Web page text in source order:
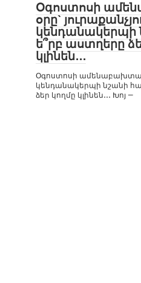
Օգոստոսի
օրը`
կենդանակերպի
ե՞րբ աստղերը
կլինեն․․․
Օգոստոսի
կենդանակերպի նշանի
ձեր կողմը կլինեն․․․ Խոյ —